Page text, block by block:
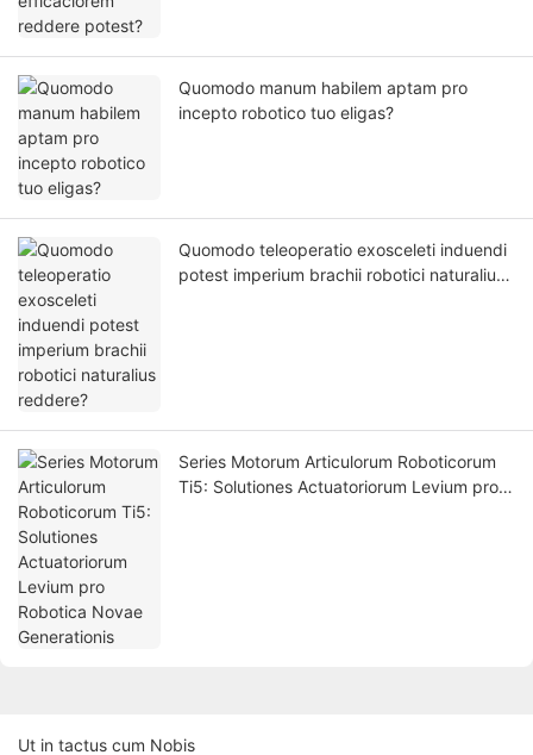
Quomodo manum habilem aptam pro
incepto robotico tuo eligas?
Quomodo teleoperatio exosceleti induendi
potest imperium brachii robotici naturalius
Series Motorum Articulorum Roboticorum
Ti5: Solutiones Actuatoriorum Levium pro
Ut in tactus cum Nobis